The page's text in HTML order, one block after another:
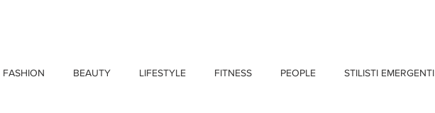
FASHION BEAUTY LIFESTYLE FITNESS PEOPLE STILISTI EMERGENTI